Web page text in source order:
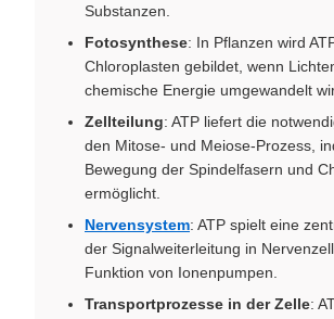
Substanzen.
Fotosynthese: In Pflanzen wird
Chloroplasten gebildet, wenn
chemische Energie umgewandelt
Zellteilung: ATP liefert die
den Mitose- und Meiose-Prozess,
Bewegung der Spindelfasern und
ermöglicht.
Nervensystem: ATP spielt eine
der Signalweiterleitung in
Funktion von Ionenpumpen.
Transportprozesse in der Zelle: